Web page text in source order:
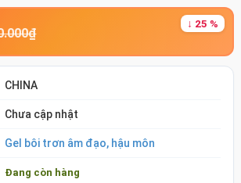
↓ 25 %
CHINA
Chưa cập nhật
Gel bôi trơn âm đạo, hậu môn
Đang còn hàng